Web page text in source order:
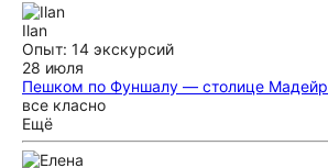
Ilan
Опыт: 14 экскурсий
28 июля
Пешком по Фуншалу — столице
все класно
Ещё